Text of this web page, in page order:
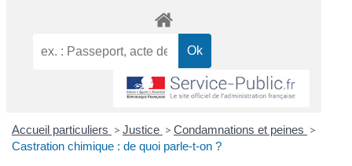
Accueil particuliers > Justice > Condamnations et peines >
Castration chimique : de quoi parle-t-on ?